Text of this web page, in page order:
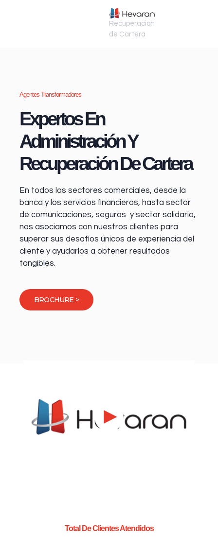
Recuperación
de Cartera
Agentes Transformadores
Expertos En
Administración Y
Recuperación De Cartera
En todos los sectores comerciales, desde la
banca y los servicios financieros, hasta sector
de comunicaciones, seguros y sector solidario,
nos asociamos con nuestros clientes para
superar sus desafíos únicos de experiencia del
cliente y ayudarlos a obtener resultados
tangibles.
BROCHURE >
Total De Clientes Atendidos